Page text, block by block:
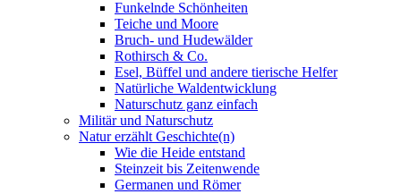
Funkelnde Schönheiten
Teiche und Moore
Bruch- und Hudewälder
Rothirsch & Co.
Esel, Büffel und andere tierische Helfer
Natürliche Waldentwicklung
Naturschutz ganz einfach
Militär und Naturschutz
Natur erzählt Geschichte(n)
Wie die Heide entstand
Steinzeit bis Zeitenwende
Germanen und Römer